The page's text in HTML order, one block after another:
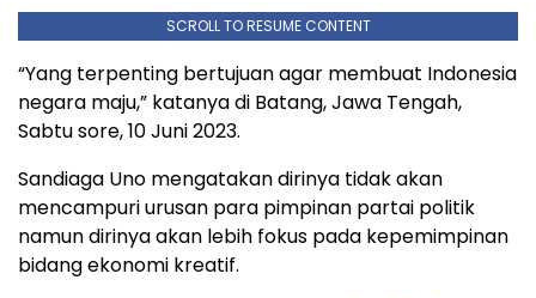
SCROLL TO RESUME CONTENT
“Yang terpenting bertujuan agar membuat Indonesia
negara maju,” katanya di Batang, Jawa Tengah,
Sabtu sore, 10 Juni 2023.
Sandiaga Uno mengatakan dirinya tidak akan
mencampuri urusan para pimpinan partai politik
namun dirinya akan lebih fokus pada kepemimpinan
bidang ekonomi kreatif.